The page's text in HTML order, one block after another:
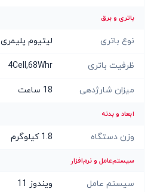
باتری و برق
نوع باتری لیتیوم پلیمری
ظرفیت باتری 4Cell,68Whr
میزان شارژدهی 18 ساعت
ابعاد و بدنه
وزن دستگاه 1.8 کیلوگرم
سیستم‌عامل و نرم‌افزار
سیستم عامل ویندوز 11